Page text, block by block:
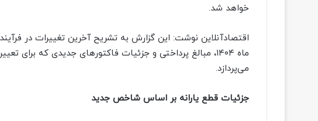
خواهد شد.
اقتصادآنلاین نوشت: این گزارش به تشریح آخرین تغییرات در فرآیند
ماه ۱۴۰۴، مبالغ پرداختی و جزئیات فاکتورهای جدیدی که برای
می‌پردازد.
جزئیات قطع یارانه بر اساس شاخص جدید